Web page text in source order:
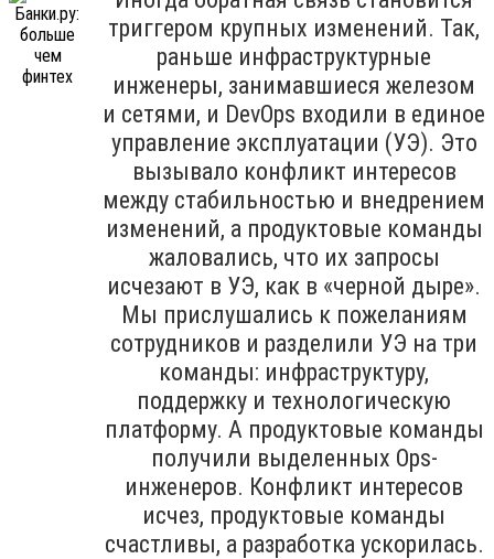
триггером крупных изменений. Так,
раньше инфраструктурные
инженеры, занимавшиеся железом
и сетями, и DevOps входили в единое
управление эксплуатации (УЭ). Это
вызывало конфликт интересов
между стабильностью и внедрением
изменений, а продуктовые команды
жаловались, что их запросы
исчезают в УЭ, как в «черной дыре».
Мы прислушались к пожеланиям
сотрудников и разделили УЭ на три
команды: инфраструктуру,
поддержку и технологическую
платформу. А продуктовые команды
получили выделенных Ops-
инженеров. Конфликт интересов
исчез, продуктовые команды
счастливы, а разработка ускорилась.